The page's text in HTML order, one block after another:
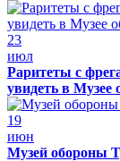
23
июл
Раритеты с
увидеть в
19
июн
Музей обороны